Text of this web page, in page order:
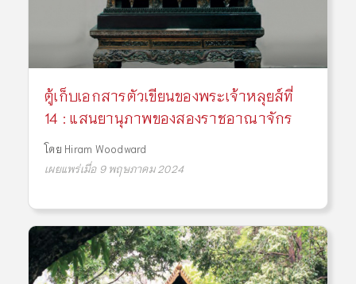
ตู้เก็บเอกสารตัวเขียนของพระเจ้าหลุยส์ที่
14 : แสนยานุภาพของสองราชอาณาจักร
โดย Hiram Woodward
เผยแพร่เมื่อ 9 พฤษภาคม 2024